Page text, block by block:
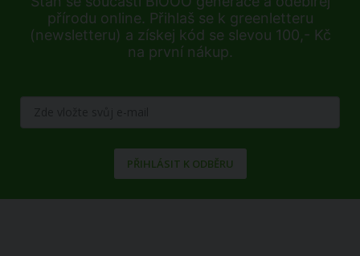
přírodu online. Přihlaš se k greenletteru
(newsletteru) a získej kód se slevou 100,- Kč
na první nákup.
PŘIHLÁSIT K ODBĚRU